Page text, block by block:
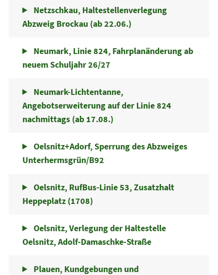
Netzschkau, Haltestellenverlegung
Abzweig Brockau (ab 22.06.)
Neumark, Linie 824, Fahrplanänderung ab
neuem Schuljahr 26/27
Neumark-Lichtentanne,
Angebotserweiterung auf der Linie 824
nachmittags (ab 17.08.)
Oelsnitz+Adorf, Sperrung des Abzweiges
Unterhermsgrün/B92
Oelsnitz, RufBus-Linie 53, Zusatzhalt
Heppeplatz (1708)
Oelsnitz, Verlegung der Haltestelle
Oelsnitz, Adolf-Damaschke-Straße
Plauen, Kundgebungen und